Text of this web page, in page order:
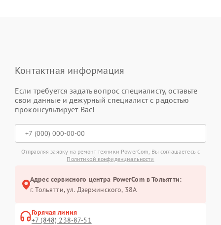
Контактная информация
Если требуется задать вопрос специалисту, оставьте
свои данные и дежурный специалист с радостью
проконсультирует Вас!
Отправляя заявку на ремонт техники PowerCom, Вы соглашаетесь с
Политикой конфиденциальности
Адрес сервисного центра PowerCom в Тольятти:
г. Тольятти, ул. Дзержинского, 38А
Горячая линия
+7 (848) 238-87-51